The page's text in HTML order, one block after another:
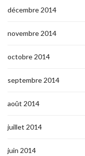
décembre 2014
novembre 2014
octobre 2014
septembre 2014
août 2014
juillet 2014
juin 2014